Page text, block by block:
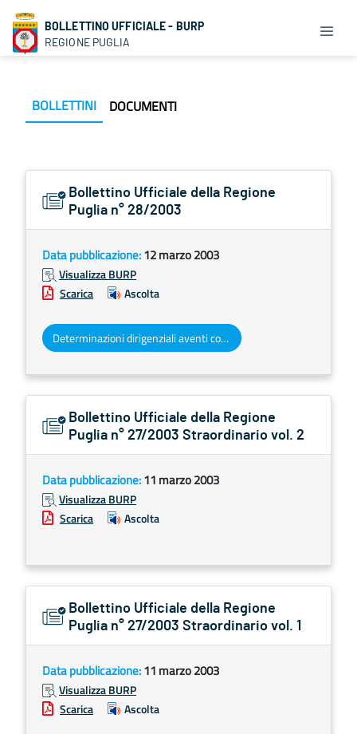
BOLLETTINO UFFICIALE - BURP
REGIONE PUGLIA
BOLLETTINI DOCUMENTI
Bollettino Ufficiale della Regione
Puglia n° 28/2003
Data pubblicazione:12 marzo 2003
Visualizza BURP
Scarica
Ascolta
Determinazioni dirigenziali aventi contenuto di interesse generale
Bollettino Ufficiale della Regione
Puglia n° 27/2003 Straordinario vol. 2
Data pubblicazione:11 marzo 2003
Visualizza BURP
Scarica
Ascolta
Bollettino Ufficiale della Regione
Puglia n° 27/2003 Straordinario vol. 1
Data pubblicazione:11 marzo 2003
Visualizza BURP
Scarica
Ascolta